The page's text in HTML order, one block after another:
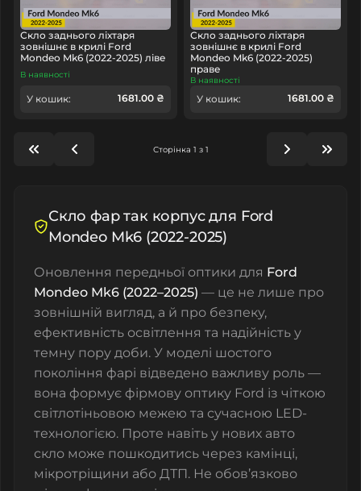
Скло заднього ліхтаря
зовнішнє в крилі Ford
Mondeo Mk6 (2022-2025) ліве
В наявності
У кошик: 1681.00 ₴
Скло заднього ліхтаря
зовнішнє в крилі Ford
Mondeo Mk6 (2022-2025)
праве
В наявності
У кошик: 1681.00 ₴
Сторінка 1 з 1
Скло фар так корпус для Ford
Mondeo Mk6 (2022-2025)
Оновлення передньої оптики для Ford
Mondeo Mk6 (2022–2025) — це не лише про
зовнішній вигляд, а й про безпеку,
ефективність освітлення та надійність у
темну пору доби. У моделі шостого
покоління фарі відведено важливу роль —
вона формує фірмову оптику Ford із чіткою
світлотіньовою межею та сучасною LED-
технологією. Проте навіть у нових авто
скло може пошкодитись через камінці,
мікротріщини або ДТП. Не обов’язково